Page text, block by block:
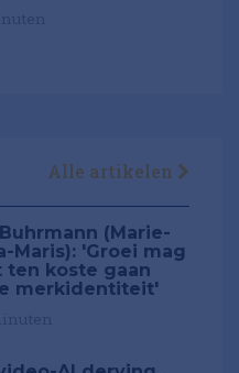
Alle artikelen
(Marie-
Maris): 'Groei mag
ten koste gaan
merkidentiteit'